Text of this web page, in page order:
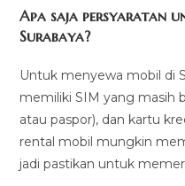
Apa saja persyaratan
Surabaya?
Untuk menyewa mobil di
memiliki SIM yang masih
atau paspor), dan kartu
rental mobil mungkin
jadi pastikan untuk